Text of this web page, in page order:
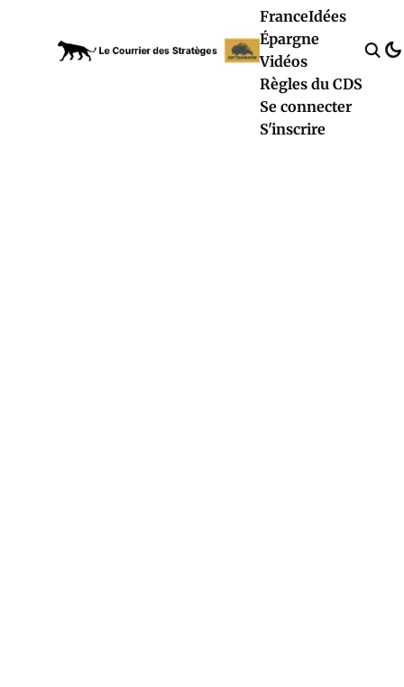
FranceIdées
Épargne
Vidéos
Règles du CDS
Se connecter
S'inscrire